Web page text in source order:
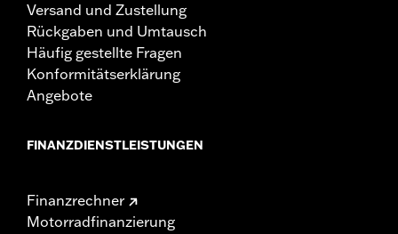
Versand und Zustellung
Rückgaben und Umtausch
Häufig gestellte Fragen
Konformitätserklärung
Angebote
FINANZDIENSTLEISTUNGEN
Finanzrechner
Motorradfinanzierung